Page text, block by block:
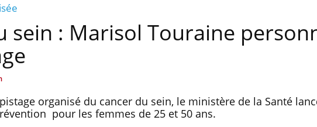
sein : Marisol Touraine
organisé du cancer du sein, le ministère de la Santé
pour les femmes de 25 et 50 ans.